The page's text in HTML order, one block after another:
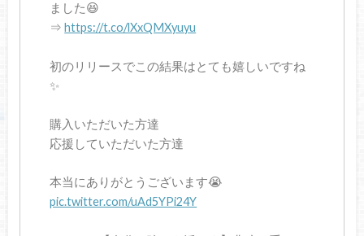
ました😆
⇒https://t.co/lXxQMXyuyu
初のリリースでこの結果はとても嬉しいですね
✨
購入いただいた方達
応援していただいた方達
本当にありがとうございます😭
pic.twitter.com/uAd5YPi24Y